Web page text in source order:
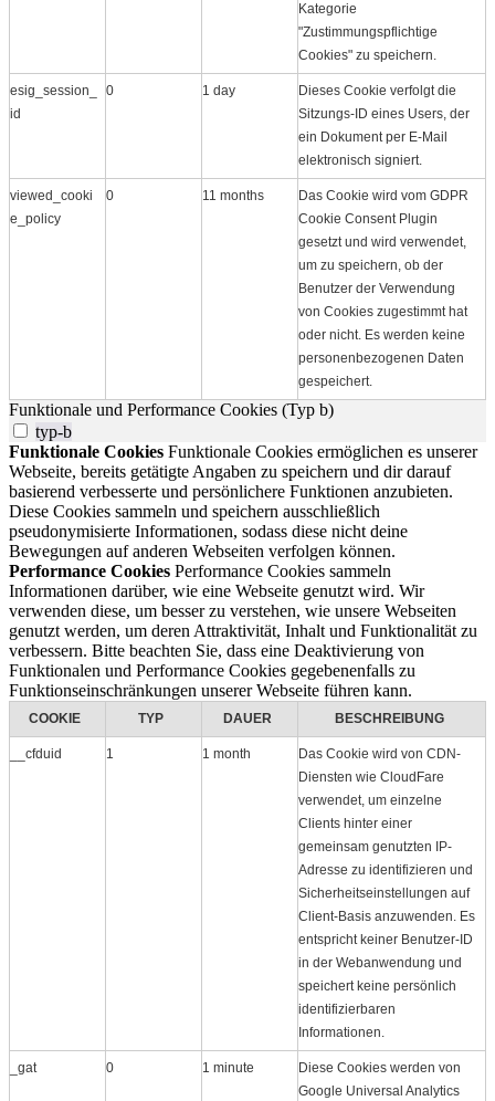
Kategorie
"Zustimmungspflichtige
Cookies" zu speichern.
esig_session_
id
0 1 day
Dieses Cookie verfolgt die
Sitzungs-ID eines Users, der
ein Dokument per E-Mail
elektronisch signiert.
viewed_cooki
e_policy
0 11 months
Das Cookie wird vom GDPR
Cookie Consent Plugin
gesetzt und wird verwendet,
um zu speichern, ob der
Benutzer der Verwendung
von Cookies zugestimmt hat
oder nicht. Es werden keine
personenbezogenen Daten
gespeichert.
Funktionale und Performance Cookies (Typ b)
typ-b
Funktionale Cookies Funktionale Cookies ermöglichen es unserer
Webseite, bereits getätigte Angaben zu speichern und dir darauf
basierend verbesserte und persönlichere Funktionen anzubieten.
Diese Cookies sammeln und speichern ausschließlich
pseudonymisierte Informationen, sodass diese nicht deine
Bewegungen auf anderen Webseiten verfolgen können.
Performance Cookies Performance Cookies sammeln
Informationen darüber, wie eine Webseite genutzt wird. Wir
verwenden diese, um besser zu verstehen, wie unsere Webseiten
genutzt werden, um deren Attraktivität, Inhalt und Funktionalität zu
verbessern. Bitte beachten Sie, dass eine Deaktivierung von
Funktionalen und Performance Cookies gegebenenfalls zu
Funktionseinschränkungen unserer Webseite führen kann.
COOKIE TYP DAUER BESCHREIBUNG
__cfduid 1 1 month
Das Cookie wird von CDN-
Diensten wie CloudFare
verwendet, um einzelne
Clients hinter einer
gemeinsam genutzten IP-
Adresse zu identifizieren und
Sicherheitseinstellungen auf
Client-Basis anzuwenden. Es
entspricht keiner Benutzer-ID
in der Webanwendung und
speichert keine persönlich
identifizierbaren
Informationen.
_gat 0 1 minute
Diese Cookies werden von
Google Universal Analytics